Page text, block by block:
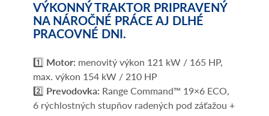
VÝKONNÝ TRAKTOR PRIPRAVENÝ
NA NÁROČNÉ PRÁCE AJ DLHÉ
PRACOVNÉ DNI.
1️⃣ Motor: menovitý výkon 121 kW / 165 HP,
max. výkon 154 kW / 210 HP
2️⃣ Prevodovka: Range Command™ 19×6 ECO,
6 rýchlostných stupňov radených pod záťažou +